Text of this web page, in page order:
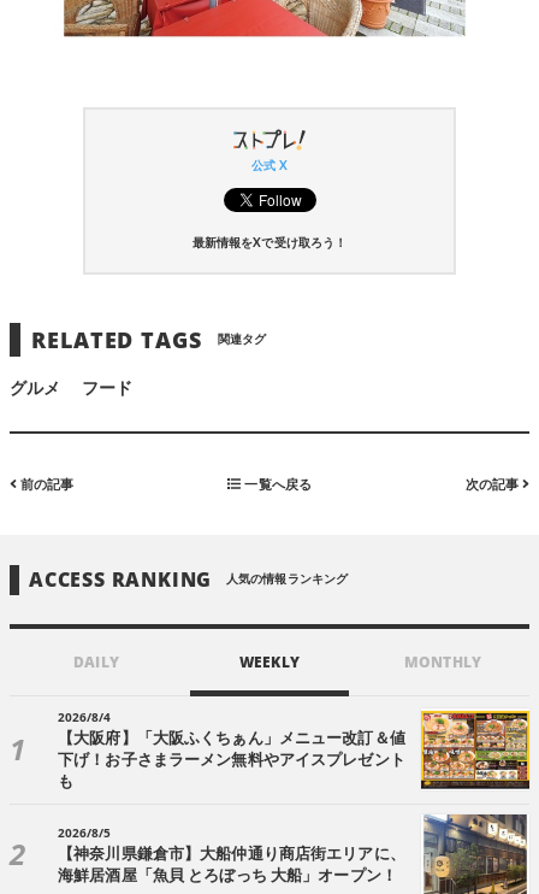
公式 X
最新情報をXで受け取ろう！
RELATED TAGS 関連タグ
グルメ フード
前の記事 一覧へ戻る 次の記事
ACCESS RANKING 人気の情報ランキング
DAILY WEEKLY MONTHLY
2026/8/4
【大阪府】「大阪ふくちぁん」メニュー改訂＆値
下げ！お子さまラーメン無料やアイスプレゼント
も
2026/8/5
【神奈川県鎌倉市】大船仲通り商店街エリアに、
海鮮居酒屋「魚貝 とろぼっち 大船」オープン！